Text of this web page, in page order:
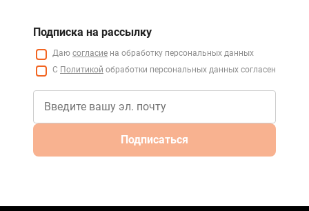
Подписка на рассылку
Даю согласие на обработку персональных данных
С Политикой обработки персональных данных согласен
Подписаться